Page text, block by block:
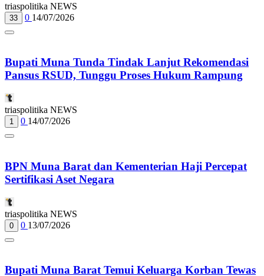
triaspolitika NEWS
33 0 14/07/2026
Bupati Muna Tunda Tindak Lanjut Rekomendasi
Pansus RSUD, Tunggu Proses Hukum Rampung
triaspolitika NEWS
1 0 14/07/2026
BPN Muna Barat dan Kementerian Haji Percepat
Sertifikasi Aset Negara
triaspolitika NEWS
0 0 13/07/2026
Bupati Muna Barat Temui Keluarga Korban Tewas